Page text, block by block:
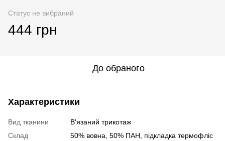
Статус не вибраний
444 грн
До обраного
Характеристики
Вид тканини
В'язаний трикотаж
Склад
50% вовна, 50% ПАН, підкладка термофліс